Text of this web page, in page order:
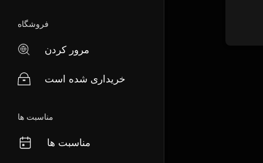
فروشگاه
مرور کردن
خریداری شده است
مناسبت ها
مناسبت ها